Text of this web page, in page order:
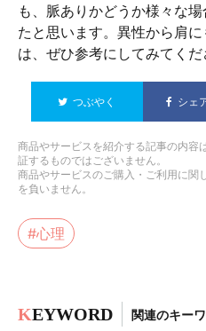
も、脈ありかどうか様々な
たと思います。異性から肩
は、ぜひ参考にしてみてくだ
つぶやく シェ
商品やサービスを紹介する記事の内容
証するものではございません。
商品やサービスのご購入・ご利用に関
を負いません。
#心理
KEYWORD 関連のキー